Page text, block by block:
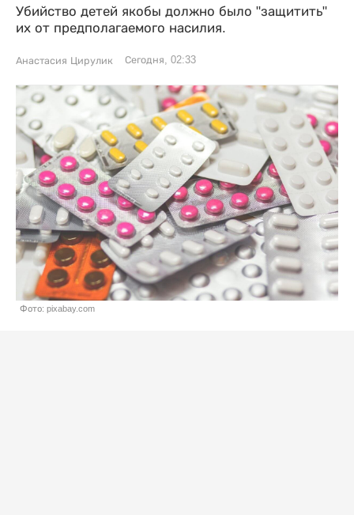
Убийство детей якобы должно было "защитить"
их от предполагаемого насилия.
Анастасия Цирулик Сегодня, 02:33
Фото: pixabay.com